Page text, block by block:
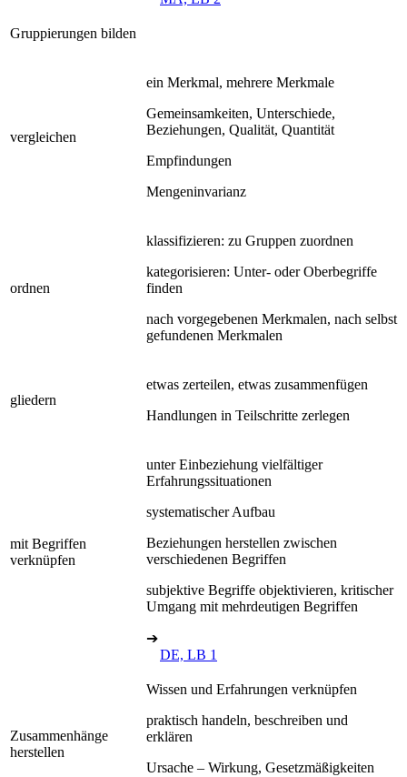
Gruppierungen bilden
vergleichen
ein Merkmal, mehrere Merkmale
Gemeinsamkeiten, Unterschiede,
Beziehungen, Qualität, Quantität
Empfindungen
Mengeninvarianz
ordnen
klassifizieren: zu Gruppen zuordnen
kategorisieren: Unter- oder Oberbegriffe
finden
nach vorgegebenen Merkmalen, nach selbst
gefundenen Merkmalen
gliedern
etwas zerteilen, etwas zusammenfügen
Handlungen in Teilschritte zerlegen
mit Begriffen
verknüpfen
unter Einbeziehung vielfältiger
Erfahrungssituationen
systematischer Aufbau
Beziehungen herstellen zwischen
verschiedenen Begriffen
subjektive Begriffe objektivieren, kritischer
Umgang mit mehrdeutigen Begriffen
➔
DE, LB 1
Zusammenhänge
herstellen
Wissen und Erfahrungen verknüpfen
praktisch handeln, beschreiben und
erklären
Ursache – Wirkung, Gesetzmäßigkeiten